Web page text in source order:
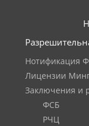
Нотификация
Лицензии
Заключения и
ФСБ
РЧЦ